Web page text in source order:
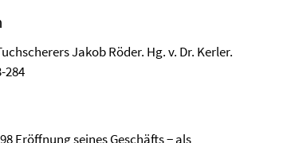
Jakob Röder. Hg. v. Dr. Kerler.
284
Eröffnung seines Geschäfts − als